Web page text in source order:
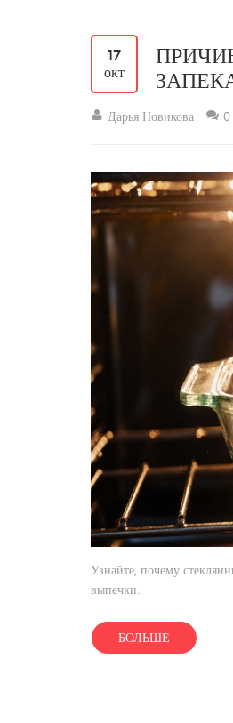
17
окт
Дарья Новикова 0
Узнайте, почему
выпечки.
БОЛЬШЕ